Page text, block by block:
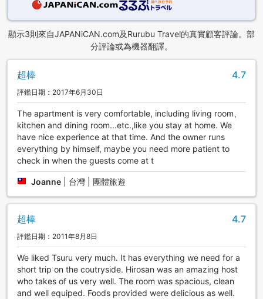
顯示3則來自JAPANiCAN.com及Rurubu Travel的真實顧客評論。部
分評論或為機器翻譯。
超棒 4.7
評鑑日期：2017年6月30日
The apartment is very comfortable, including living room、
kitchen and dining room...etc.,like you stay at home. We
have nice experience at that time. And the owner runs
everything by himself, maybe you need more patient to
check in when the guests come at t
Joanne 台灣 | 團體旅遊
超棒 4.7
評鑑日期：2011年8月8日
We liked Tsuru very much. It has everything we need for a
short trip on the coutryside. Hirosan was an amazing host
who takes of us very well. The room was spacious, clean
and well equiped. Foods provided were delicious as well.